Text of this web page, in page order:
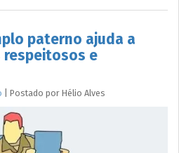
paterno ajuda a
e
Postado por Hélio Alves